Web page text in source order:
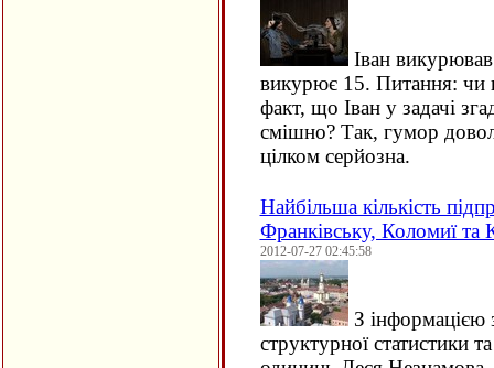
Іван
викурює 15. Питання: чи
факт, що Іван у задачі
смішно? Так, гумор
цілком серйозна.
Найбільша кількість
Франківську, Коломиї та
2012-07-27 02:45:58
З інформацією
структурної статистики